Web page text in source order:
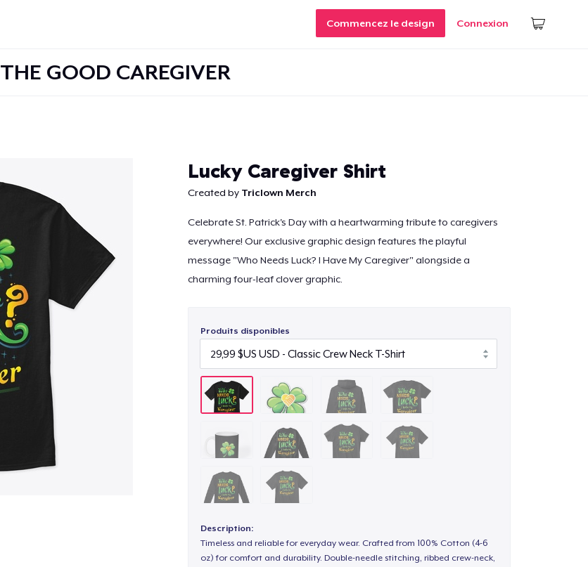
Commencez le design Connexion
THE GOOD CAREGIVER
Lucky Caregiver Shirt
Created by Triclown Merch
Celebrate St. Patrick's Day with a heartwarming tribute to caregivers
everywhere! Our exclusive graphic design features the playful
message "Who Needs Luck? I Have My Caregiver" alongside a
charming four-leaf clover graphic.
Produits disponibles
Description:
Timeless and reliable for everyday wear. Crafted from 100% Cotton (4-6
oz) for comfort and durability. Double-needle stitching, ribbed crew-neck,